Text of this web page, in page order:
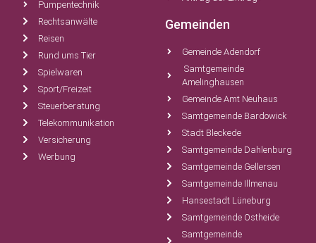
Pumpentechnik
Rechtsanwälte
Reisen
Rund ums Tier
Spielwaren
Sport/Freizeit
Steuerberatung
Telekommunikation
Versicherung
Werbung
Gemeinden
Gemeinde Adendorf
Samtgemeinde
Amelinghausen
Gemeinde Amt Neuhaus
Samtgemeinde Bardowick
Stadt Bleckede
Samtgemeinde Dahlenburg
Samtgemeinde Gellersen
Samtgemeinde Illmenau
Hansestadt Lüneburg
Samtgemeinde Ostheide
Samtgemeinde